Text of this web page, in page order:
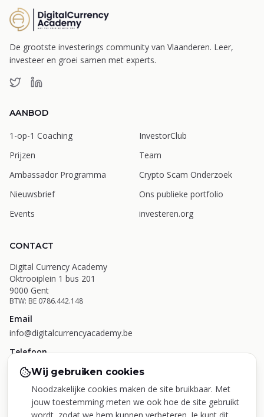
De grootste investerings community van Vlaanderen. Leer,
investeer en groei samen met experts.
AANBOD
1-op-1 Coaching
InvestorClub
Prijzen
Team
Ambassador Programma
Crypto Scam Onderzoek
Nieuwsbrief
Ons publieke portfolio
Events
investeren.org
CONTACT
Digital Currency Academy
Oktrooiplein 1 bus 201
9000 Gent
BTW: BE 0786.442.148
Email
info@digitalcurrencyacademy.be
Telefoon
+32 473 49 31 63
Wij gebruiken cookies
Noodzakelijke cookies maken de site bruikbaar. Met
jouw toestemming meten we ook hoe de site gebruikt